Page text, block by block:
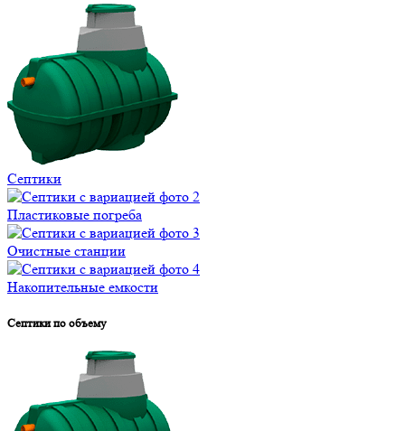
Септики
Пластиковые погреба
Очистные станции
Накопительные емкости
Септики по объему